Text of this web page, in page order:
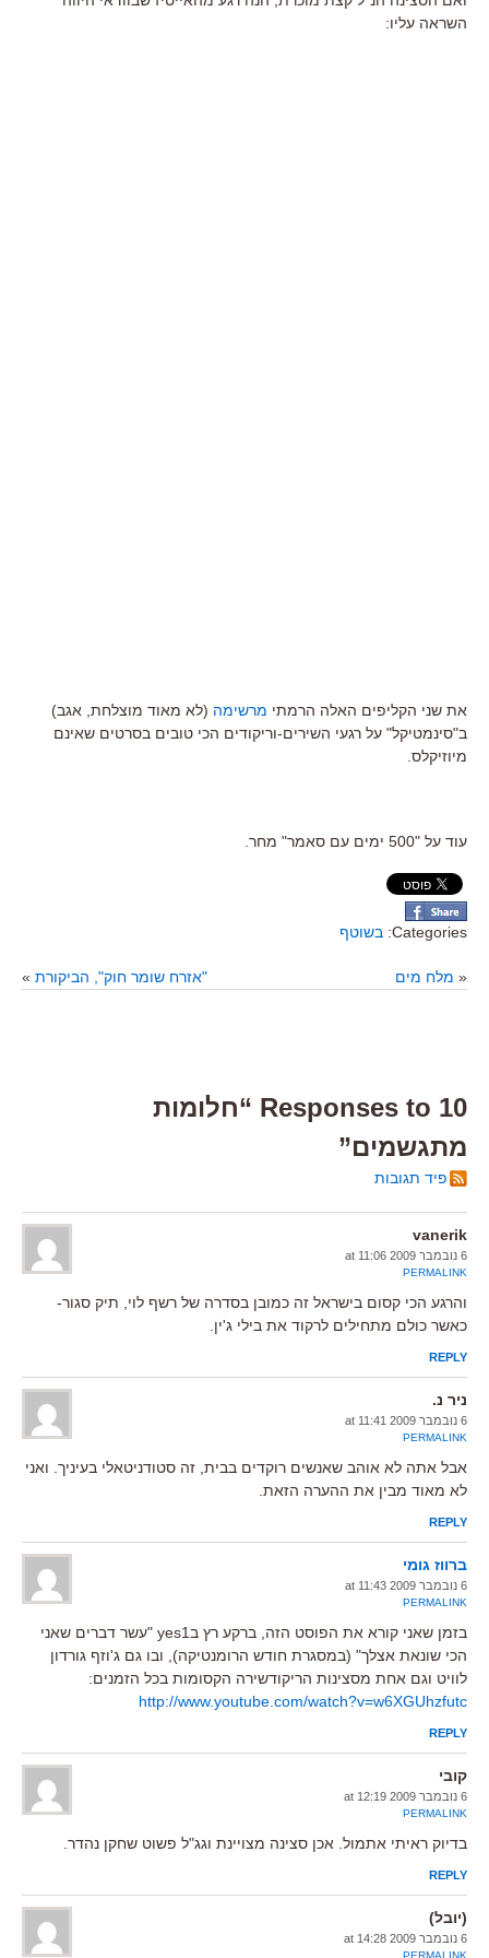
השראה עליו:
את שני הקליפים האלה הרמתי מרשימה (לא מאוד מוצלחת, אגב)
ב"סינמטיקל" על רגעי השירים-וריקודים הכי טובים בסרטים שאינם
מיוזיקלס.
עוד על "500 ימים עם סאמר" מחר.
Categories: בשוטף
« מלח מים "אזרח שומר חוק", הביקורת »
10 Responses to “חלומות
מתגשמים”
פיד תגובות
vanerik
6 נובמבר 2009 at 11:06
PERMALINK
והרגע הכי קסום בישראל זה כמובן בסדרה של רשף לוי, תיק סגור-
כאשר כולם מתחילים לרקוד את בילי ג'ין.
REPLY
ניר נ.
6 נובמבר 2009 at 11:41
PERMALINK
אבל אתה לא אוהב שאנשים רוקדים בבית, זה סטודניטאלי בעיניך. ואני
לא מאוד מבין את ההערה הזאת.
REPLY
ברווז גומי
6 נובמבר 2009 at 11:43
PERMALINK
בזמן שאני קורא את הפוסט הזה, ברקע רץ בyes1 "עשר דברים שאני
הכי שונאת אצלך" (במסגרת חודש הרומנטיקה), ובו גם ג'וזף גורדון
לוויט וגם אחת מסצינות הריקודשירה הקסומות בכל הזמנים:
http://www.youtube.com/watch?v=w6XGUhzfutc
REPLY
קובי
6 נובמבר 2009 at 12:19
PERMALINK
בדיוק ראיתי אתמול. אכן סצינה מצויינת וגג"ל פשוט שחקן נהדר.
REPLY
(יובל)
6 נובמבר 2009 at 14:28
PERMALINK